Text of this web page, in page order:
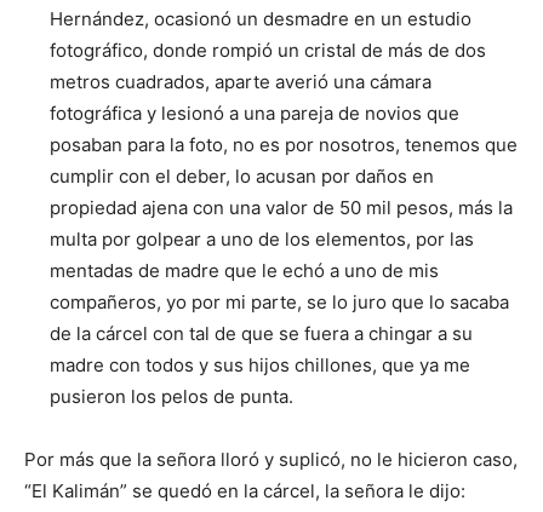
Hernández, ocasionó un desmadre en un estudio
fotográfico, donde rompió un cristal de más de dos
metros cuadrados, aparte averió una cámara
fotográfica y lesionó a una pareja de novios que
posaban para la foto, no es por nosotros, tenemos que
cumplir con el deber, lo acusan por daños en
propiedad ajena con una valor de 50 mil pesos, más la
multa por golpear a uno de los elementos, por las
mentadas de madre que le echó a uno de mis
compañeros, yo por mi parte, se lo juro que lo sacaba
de la cárcel con tal de que se fuera a chingar a su
madre con todos y sus hijos chillones, que ya me
pusieron los pelos de punta.
Por más que la señora lloró y suplicó, no le hicieron caso,
“El Kalimán” se quedó en la cárcel, la señora le dijo: